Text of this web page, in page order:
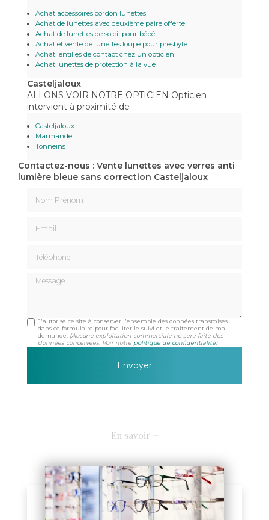
Achat accessoires cordon lunettes
Achat de lunettes avec deuxième paire offerte
Achat de lunettes de soleil pour bébé
Achat et vente de lunettes loupe pour presbyte
Achat lentilles de contact chez un opticien
Achat lunettes de protection à la vue
Casteljaloux
ALLONS VOIR NOTRE OPTICIEN Opticien
intervient à proximité de :
Casteljaloux
Marmande
Tonneins
Contactez-nous : Vente lunettes avec verres anti
lumière bleue sans correction Casteljaloux
Message
J'autorise ce site à conserver l'ensemble des données transmises
dans ce formulaire pour faciliter le suivi et le traitement de ma
demande. (Aucune exploitation commerciale ne sera faite des
données concervées. Voir notre politique de confidentialité)
En savoir +